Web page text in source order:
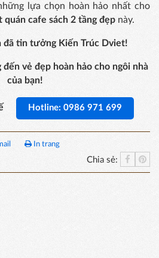
lựa chọn hoàn hảo nhất cho
quán cafe sách 2 tầng đẹp này.
đã tin tưởng Kiến Trúc Dviet!
vẻ đẹp hoàn hảo cho ngôi nhà
của bạn!
Hotline: 0986 971 699
In trang
Chia sẻ: